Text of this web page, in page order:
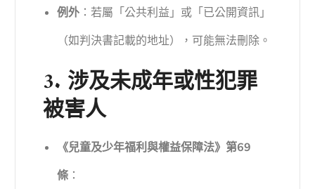
例外 ：若屬「公共利益」或「已公開資訊」
（如判決書記載的地址），可能無法刪除。
3. 涉及未成年或性犯罪
被害人
《兒童及少年福利與權益保障法》第69
條 ：